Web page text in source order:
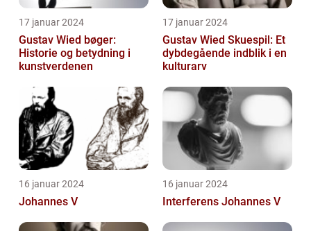
17 januar 2024
Gustav Wied bøger:
Historie og betydning i
kunstverdenen
17 januar 2024
Gustav Wied Skuespil: Et
dybdegående indblik i en
kulturarv
16 januar 2024
Johannes V
16 januar 2024
Interferens Johannes V